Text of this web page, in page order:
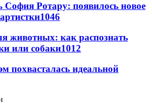
София Ротару: появилось новое
1046
животных: как распознать
или собаки1012
похвасталась идеальной